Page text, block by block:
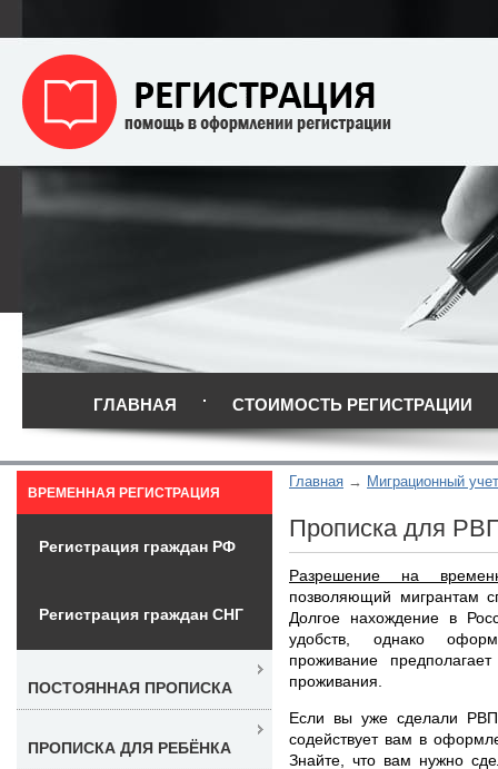
ГЛАВНАЯ СТОИМОСТЬ РЕГИСТРАЦИИ
Главная Миграционный
Прописка для
Разрешение на
позволяющий мигрантам
Долгое нахождение в
удобств, однако
проживание
проживания.
Если вы уже сделали
содействует вам в
Знайте, что вам нужно
ВРЕМЕННАЯ РЕГИСТРАЦИЯ
Регистрация граждан РФ
Регистрация граждан СНГ
ПОСТОЯННАЯ ПРОПИСКА
ПРОПИСКА ДЛЯ РЕБЁНКА